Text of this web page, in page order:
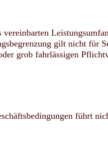
gilt nicht für
grob fahrlässigen
führt